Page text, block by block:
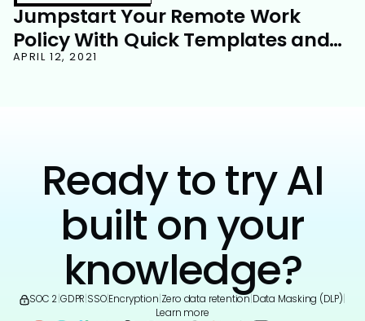
Jumpstart Your Remote Work
Policy With Quick Templates and
Resources
APRIL 12, 2021
Ready to try AI
built on your
knowledge?
SOC 2 GDPR SSO|Encryption Zero data retention Data Masking (DLP)
Learn more